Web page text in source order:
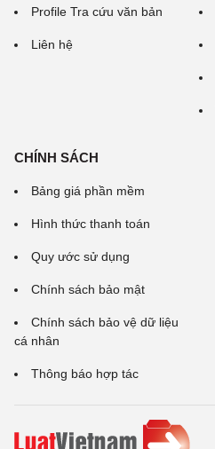
Profile Tra cứu văn bản
Liên hệ
CHÍNH SÁCH
Bảng giá phần mềm
Hình thức thanh toán
Quy ước sử dụng
Chính sách bảo mật
Chính sách bảo vệ dữ liệu
cá nhân
Thông báo hợp tác